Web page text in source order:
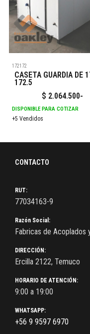
172172
CASETA GUARDIA DE
172.5
$ 2.064.500-
DISPONIBLE PARA COTIZAR
+5 Vendidos
CONTACTO
RUT:
77034163-9
Razón Social:
Fabricas de Acoplados
DIRECCIÓN:
Ercilla 2122, Temuco
HORARIO DE ATENCIÓN:
9:00 a 19:00
WHATSAPP:
+56 9 9597 6970